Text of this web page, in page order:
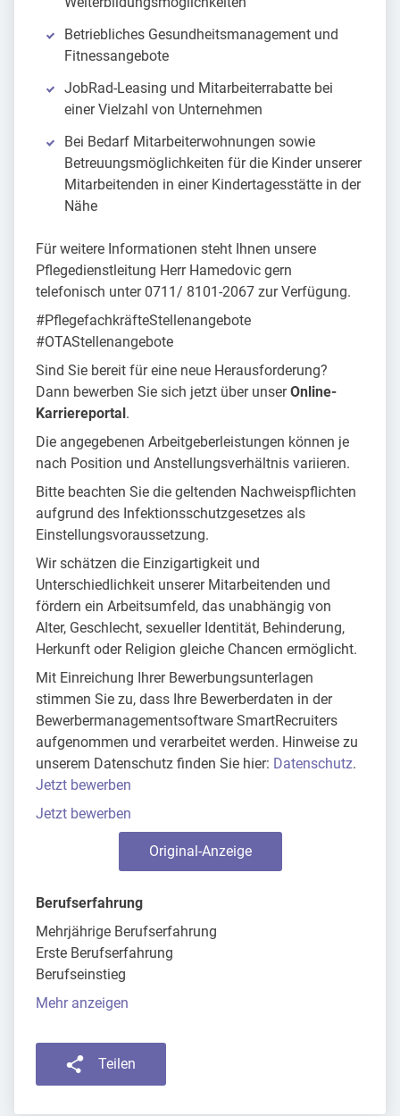
Betriebliches Gesundheitsmanagement und
Fitnessangebote
JobRad-Leasing und Mitarbeiterrabatte bei
einer Vielzahl von Unternehmen
Bei Bedarf Mitarbeiterwohnungen sowie
Betreuungsmöglichkeiten für die Kinder unserer
Mitarbeitenden in einer Kindertagesstätte in der
Nähe
Für weitere Informationen steht Ihnen unsere
Pflegedienstleitung Herr Hamedovic gern
telefonisch unter 0711/ 8101-2067 zur Verfügung.
#PflegefachkräfteStellenangebote
#OTAStellenangebote
Sind Sie bereit für eine neue Herausforderung?
Dann bewerben Sie sich jetzt über unserOnline-
Karriereportal.
Die angegebenen Arbeitgeberleistungen können je
nach Position und Anstellungsverhältnis variieren.
Bitte beachten Sie die geltenden Nachweispflichten
aufgrund des Infektionsschutzgesetzes als
Einstellungsvoraussetzung.
Wir schätzen die Einzigartigkeit und
Unterschiedlichkeit unserer Mitarbeitenden und
fördern ein Arbeitsumfeld, das unabhängig von
Alter, Geschlecht, sexueller Identität, Behinderung,
Herkunft oder Religion gleiche Chancen ermöglicht.
Mit Einreichung Ihrer Bewerbungsunterlagen
stimmen Sie zu, dass Ihre Bewerberdaten in der
Bewerbermanagementsoftware SmartRecruiters
aufgenommen und verarbeitet werden. Hinweise zu
unserem Datenschutz finden Sie hier: Datenschutz.
Jetzt bewerben
Jetzt bewerben
Original-Anzeige
Berufserfahrung
Mehrjährige Berufserfahrung
Erste Berufserfahrung
Berufseinstieg
Mehr anzeigen
Teilen